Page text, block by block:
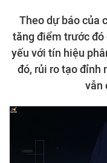
Theo dự báo của
tăng điểm trước đó
yếu với tín hiệu
đó, rủi ro tạo đỉnh
vẫn